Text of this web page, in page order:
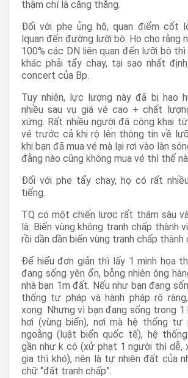
thậm chí là căng thẳng.
Đối với phe ủng hộ, quan điểm cốt
lquan đến đường lưỡi bò. Họ cho rằng
100% các DN liên quan đến lưỡi bò thì
khác phải tẩy chay, tại sao nhất
concert của Bp.
Tuy nhiên, lực lượng này đã bị hao
nhiều sau vụ giá vé cao + chất
xứng. Rất nhiều người đã công khai
vé trước cả khi rộ lên thông tin về
khi bạn đã mua vé mà lại rơi vào làn
đằng nào cũng không mua vé thì thế
Đối với phe tẩy chay, họ có rất
tiếng.
TQ có một chiến lược rất thâm sâu
là: Biến vùng không tranh chấp thành
rồi dần dần biến vùng tranh chấp thành
Để hiểu đơn giản thì lấy 1 minh họa
đang sống yên ổn, bỗng nhiên ông
nhà bạn 1m đất. Nếu như bạn đang
thống tư pháp và hành pháp rõ
xong. Nhưng vì bạn đang sống trong
hơi (vùng biển), nơi mà hệ thống tư
ngoằng (luật biển quốc tế), hệ
gần như k có (xử phạt 1 người thì dễ,
gia thì khó), nên là tự nhiên đất của
chữ “đất tranh chấp”.